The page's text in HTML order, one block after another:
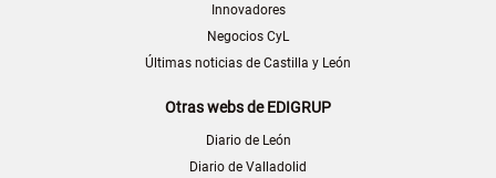
Innovadores
Negocios CyL
Últimas noticias de Castilla y León
Otras webs de EDIGRUP
Diario de León
Diario de Valladolid